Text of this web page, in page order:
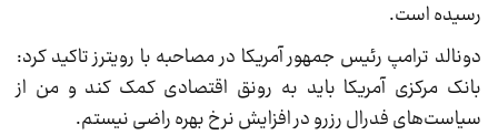
رسیده است.
دونالد ترامپ رئیس جمهور آمریکا در مصاحبه با رویترز تاکید کرد:
بانک مرکزی آمریکا باید به رونق اقتصادی کمک کند و من از
سیاست‌های فدرال رزرو در افزایش نرخ بهره راضی نیستم.